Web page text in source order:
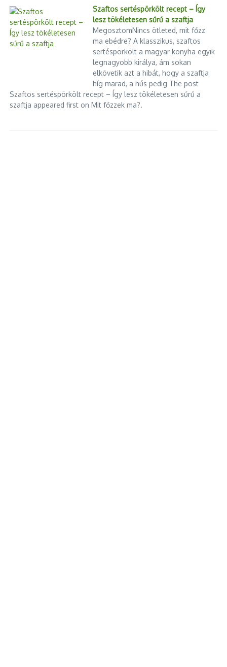
Szaftos sertéspörkölt recept – Így
lesz tökéletesen sűrű a szaftja
MegosztomNincs ötleted, mit főzz
ma ebédre? A klasszikus, szaftos
sertéspörkölt a magyar konyha egyik
legnagyobb királya, ám sokan
elkövetik azt a hibát, hogy a szaftja
híg marad, a hús pedig The post
Szaftos sertéspörkölt recept – Így lesz tökéletesen sűrű a
szaftja appeared first on Mit főzzek ma?.